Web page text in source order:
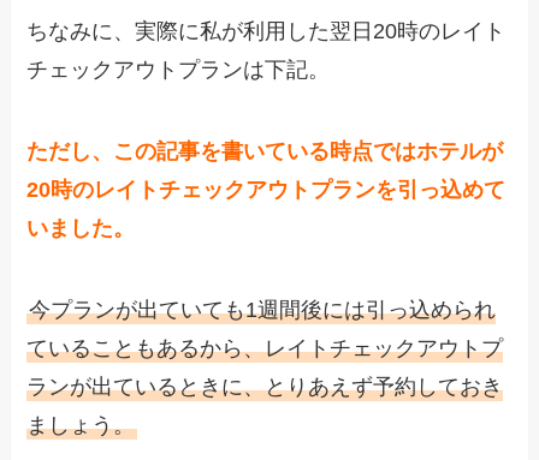
ちなみに、実際に私が利用した翌日20時のレイト
チェックアウトプランは下記。
ただし、この記事を書いている時点ではホテルが
20時のレイトチェックアウトプランを引っ込めて
いました。
今プランが出ていても1週間後には引っ込められ
ていることもあるから、レイトチェックアウトプ
ランが出ているときに、とりあえず予約しておき
ましょう。